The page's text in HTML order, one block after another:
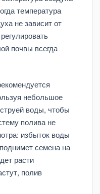
температура
не зависит от
почвы всегда
небольшое
воды, чтобы
полива не
избыток воды
семена на
расти
полив